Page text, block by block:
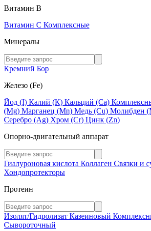
Витамин В
Витамин C Комплексные
Минералы
Кремний Бор
Железо (Fe)
Йод (I) Калий (К) Кальций (Са)
(Mg) Марганец (Mn) Медь (Сu) Молибден
Серебро (Ag) Хром (Cr) Цинк (Zn)
Опорно-двигательный аппарат
Гиалуроновая кислота Коллаген Связки и
Хондопротекторы
Протеин
Изолят/Гидролизат Казеиновый
Сывороточный